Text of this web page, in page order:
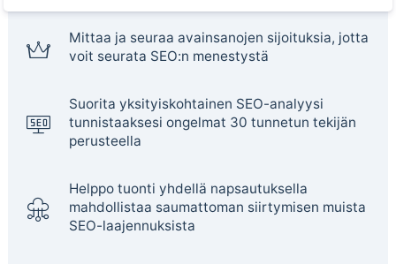
Mittaa ja seuraa avainsanojen sijoituksia, jotta
voit seurata SEO:n menestystä
Suorita yksityiskohtainen SEO-analyysi
tunnistaaksesi ongelmat 30 tunnetun tekijän
perusteella
Helppo tuonti yhdellä napsautuksella
mahdollistaa saumattoman siirtymisen muista
SEO-laajennuksista